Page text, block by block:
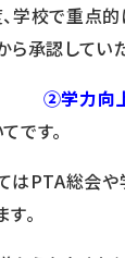
学校で重点
ら承認してい
②学力
す。
はPTA総会や
。